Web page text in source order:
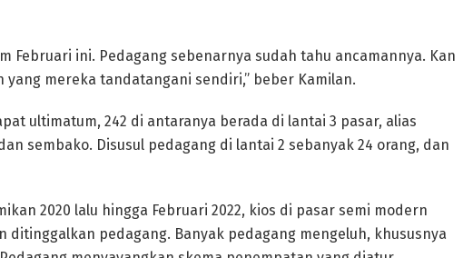
Februari ini. Pedagang sebenarnya sudah tahu ancamannya. Kan
mereka tandatangani sendiri,” beber Kamilan.
ultimatum, 242 di antaranya berada di lantai 3 pasar, alias
sembako. Disusul pedagang di lantai 2 sebanyak 24 orang, dan
2020 lalu hingga Februari 2022, kios di pasar semi modern
ditinggalkan pedagang. Banyak pedagang mengeluh, khususnya